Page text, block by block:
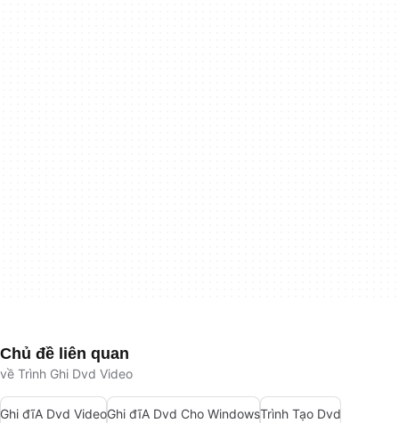
Chủ đề liên quan
về Trình Ghi Dvd Video
Ghi đĩA Dvd VideoGhi đĩA Dvd Cho WindowsTrình Tạo Dvd